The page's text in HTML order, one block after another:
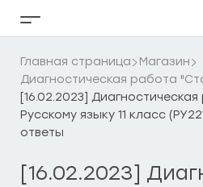
Кнопка
бокового
меню
Главная страница
Магазин
Диагностическая работа
[16.02.2023]
Русскому языку 11 класс
ответы
[16.02.2023]